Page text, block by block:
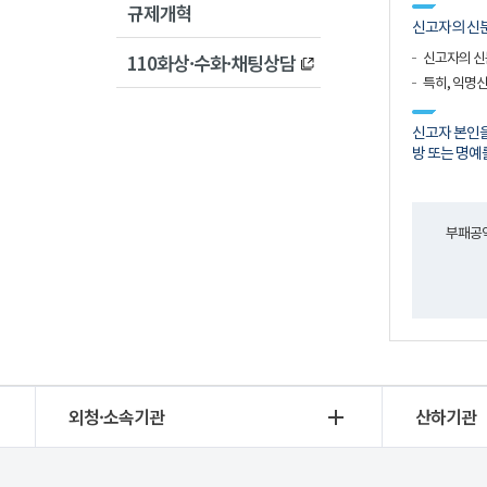
규제개혁
110화상·수화·채팅상담
신고자의 신
신고자의
특히, 익명
신고자 본인
방 또는 명예
부패공
외청·소속기관 산하기관